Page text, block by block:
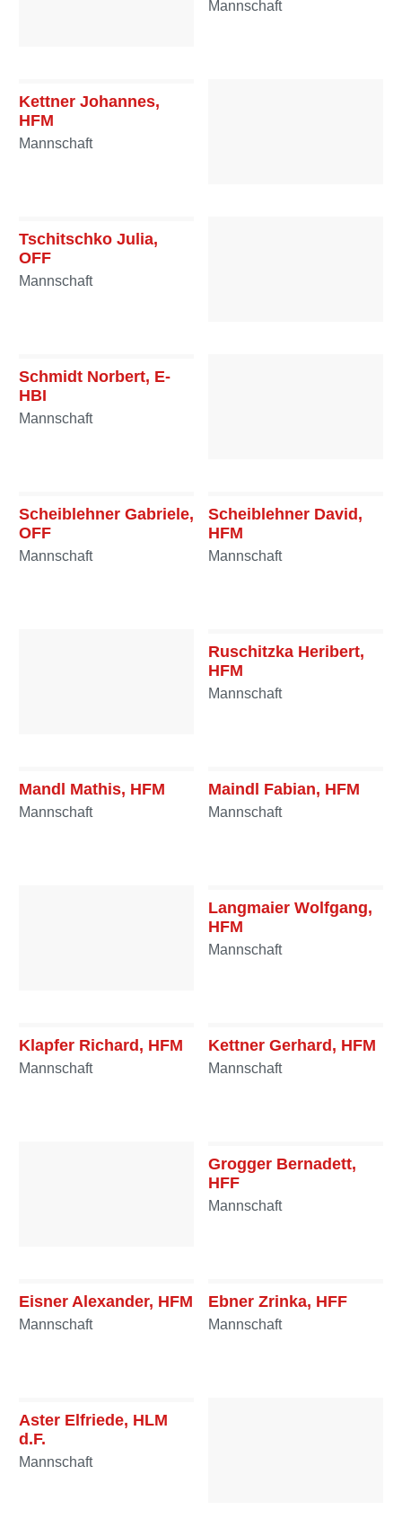
Mannschaft
Kettner Johannes,
HFM
Mannschaft
Tschitschko Julia,
OFF
Mannschaft
Schmidt Norbert, E-
HBI
Mannschaft
Scheiblehner Gabriele,
OFF
Mannschaft
Scheiblehner David,
HFM
Mannschaft
Ruschitzka Heribert,
HFM
Mannschaft
Mandl Mathis, HFM
Mannschaft
Maindl Fabian, HFM
Mannschaft
Langmaier Wolfgang,
HFM
Mannschaft
Klapfer Richard, HFM
Mannschaft
Kettner Gerhard, HFM
Mannschaft
Grogger Bernadett,
HFF
Mannschaft
Eisner Alexander, HFM
Mannschaft
Ebner Zrinka, HFF
Mannschaft
Aster Elfriede, HLM
d.F.
Mannschaft